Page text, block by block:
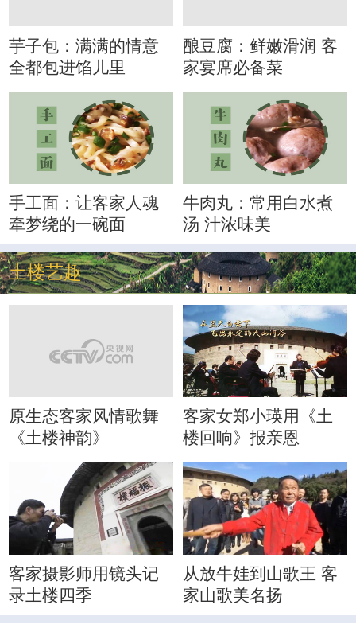
芋子包：满满的情意
全都包进馅儿里
酿豆腐：鲜嫩滑润 客
家宴席必备菜
手工面：让客家人魂
牵梦绕的一碗面
牛肉丸：常用白水煮
汤 汁浓味美
土楼艺趣
原生态客家风情歌舞
《土楼神韵》
客家女郑小瑛用《土
楼回响》报亲恩
客家摄影师用镜头记
录土楼四季
从放牛娃到山歌王 客
家山歌美名扬